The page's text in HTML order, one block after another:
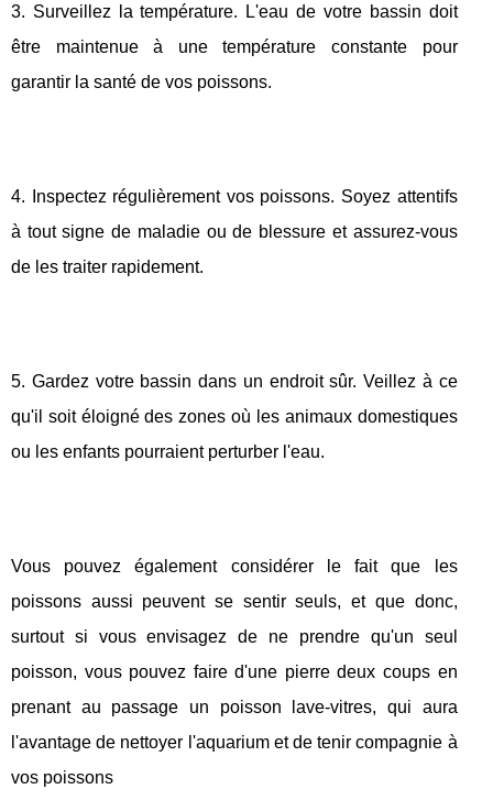
3. Surveillez la température. L'eau de votre bassin doit
être maintenue à une température constante pour
garantir la santé de vos poissons.
4. Inspectez régulièrement vos poissons. Soyez attentifs
à tout signe de maladie ou de blessure et assurez-vous
de les traiter rapidement.
5. Gardez votre bassin dans un endroit sûr. Veillez à ce
qu'il soit éloigné des zones où les animaux domestiques
ou les enfants pourraient perturber l'eau.
Vous pouvez également considérer le fait que les
poissons aussi peuvent se sentir seuls, et que donc,
surtout si vous envisagez de ne prendre qu'un seul
poisson, vous pouvez faire d'une pierre deux coups en
prenant au passage un poisson lave-vitres, qui aura
l'avantage de nettoyer l'aquarium et de tenir compagnie à
vos poissons